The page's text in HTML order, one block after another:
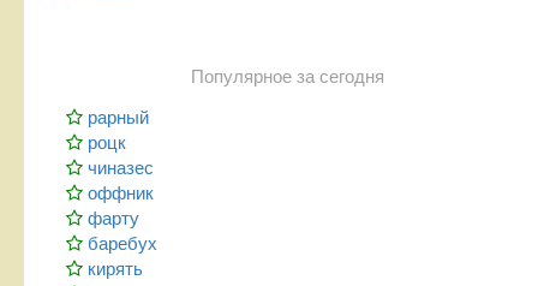
Популярное за сегодня
рарный
роцк
чиназес
оффник
фарту
баребух
кирять